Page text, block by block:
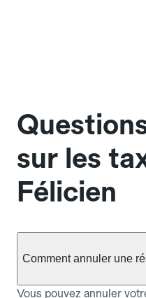
sur les
Félicien
Comment annuler une
Vous pouvez annuler